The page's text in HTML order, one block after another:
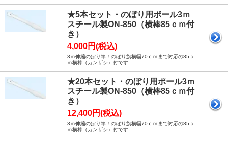
★5本セット・のぼり用ポール3ｍ
スチール製ON-850（横棒85ｃｍ付
き）
4,000円(税込)
3ｍ伸縮のぼり竿！のぼり旗横幅70ｃｍまで対応の85ｃ
ｍ横棒（カンザシ）付です
★20本セット・のぼり用ポール3ｍ
スチール製ON-850（横棒85ｃｍ付
き）
12,400円(税込)
3ｍ伸縮のぼり竿！のぼり旗横幅70ｃｍまで対応の85ｃ
ｍ横棒（カンザシ）付です